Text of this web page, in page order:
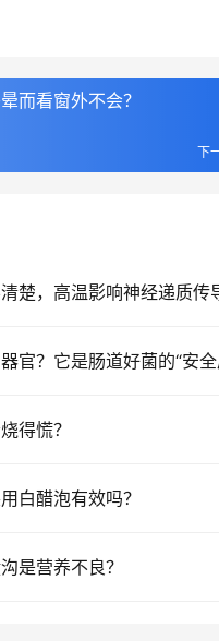
而看窗外不会？
下
官？它是肠道好菌的“安全
得慌？
白醋泡有效吗？
是营养不良？